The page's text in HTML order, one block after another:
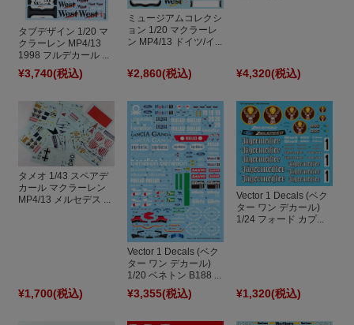
タブデザイン 1/20 マ
クラーレン MP4/13
1998 フルデカール ...
¥3,740(税込)
ミュージアムコレクシ
ョン 1/20 マクラーレ
ン MP4/13 ドイツ/イ...
¥2,860(税込) ¥4,320(税込)
タメオ 1/43 スペアデ
カール マクラーレン
MP4/13 メルセデス ...
¥1,700(税込)
Vector 1 Decals (ベク
ター ワン デカール)
1/20 ベネトン B188 ...
¥3,355(税込)
Vector 1 Decals (ベク
ター ワン デカール)
1/24 フォード カプ...
¥1,320(税込)